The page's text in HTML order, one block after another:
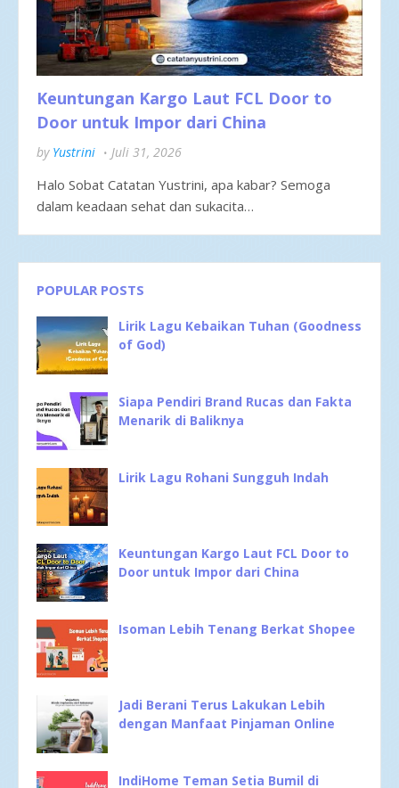
Keuntungan Kargo Laut FCL Door to
Door untuk Impor dari China
by Yustrini Juli 31, 2026
Halo Sobat Catatan Yustrini, apa kabar? Semoga
dalam keadaan sehat dan sukacita…
POPULAR POSTS
Lirik Lagu Kebaikan Tuhan (Goodness
of God)
Siapa Pendiri Brand Rucas dan Fakta
Menarik di Baliknya
Lirik Lagu Rohani Sungguh Indah
Keuntungan Kargo Laut FCL Door to
Door untuk Impor dari China
Isoman Lebih Tenang Berkat Shopee
Jadi Berani Terus Lakukan Lebih
dengan Manfaat Pinjaman Online
IndiHome Teman Setia Bumil di